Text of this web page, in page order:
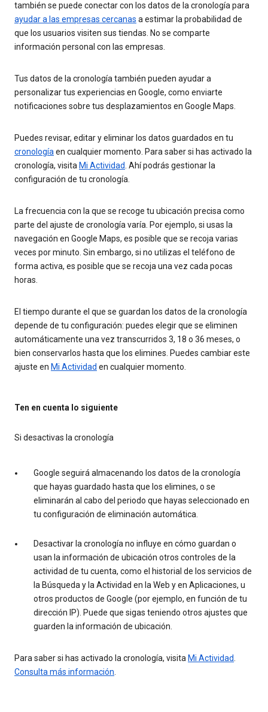
también se puede conectar con los datos de la cronología para
ayudar a las empresas cercanas a estimar la probabilidad de
que los usuarios visiten sus tiendas. No se comparte
información personal con las empresas.
Tus datos de la cronología también pueden ayudar a
personalizar tus experiencias en Google, como enviarte
notificaciones sobre tus desplazamientos en Google Maps.
Puedes revisar, editar y eliminar los datos guardados en tu
cronologíaen cualquier momento. Para saber si has activado la
cronología, visita Mi Actividad. Ahí podrás gestionar la
configuración de tu cronología.
La frecuencia con la que se recoge tu ubicación precisa como
parte del ajuste de cronología varía. Por ejemplo, si usas la
navegación en Google Maps, es posible que se recoja varias
veces por minuto. Sin embargo, si no utilizas el teléfono de
forma activa, es posible que se recoja una vez cada pocas
horas.
El tiempo durante el que se guardan los datos de la cronología
depende de tu configuración: puedes elegir que se eliminen
automáticamente una vez transcurridos 3, 18 o 36 meses, o
bien conservarlos hasta que los elimines. Puedes cambiar este
ajuste en Mi Actividad en cualquier momento.
Ten en cuenta lo siguiente
Si desactivas la cronología
Google seguirá almacenando los datos de la cronología
que hayas guardado hasta que los elimines, o se
eliminarán al cabo del periodo que hayas seleccionado en
tu configuración de eliminación automática.
Desactivar la cronología no influye en cómo guardan o
usan la información de ubicación otros controles de la
actividad de tu cuenta, como el historial de los servicios de
la Búsqueda y la Actividad en la Web y en Aplicaciones, u
otros productos de Google (por ejemplo, en función de tu
dirección IP). Puede que sigas teniendo otros ajustes que
guarden la información de ubicación.
Para saber si has activado la cronología, visita Mi Actividad.
Consulta más información.